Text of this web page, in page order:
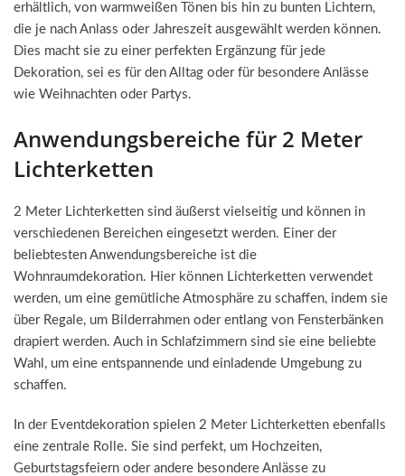
erhältlich, von warmweißen Tönen bis hin zu bunten Lichtern,
die je nach Anlass oder Jahreszeit ausgewählt werden können.
Dies macht sie zu einer perfekten Ergänzung für jede
Dekoration, sei es für den Alltag oder für besondere Anlässe
wie Weihnachten oder Partys.
Anwendungsbereiche für 2 Meter
Lichterketten
2 Meter Lichterketten sind äußerst vielseitig und können in
verschiedenen Bereichen eingesetzt werden. Einer der
beliebtesten Anwendungsbereiche ist die
Wohnraumdekoration. Hier können Lichterketten verwendet
werden, um eine gemütliche Atmosphäre zu schaffen, indem sie
über Regale, um Bilderrahmen oder entlang von Fensterbänken
drapiert werden. Auch in Schlafzimmern sind sie eine beliebte
Wahl, um eine entspannende und einladende Umgebung zu
schaffen.
In der Eventdekoration spielen 2 Meter Lichterketten ebenfalls
eine zentrale Rolle. Sie sind perfekt, um Hochzeiten,
Geburtstagsfeiern oder andere besondere Anlässe zu